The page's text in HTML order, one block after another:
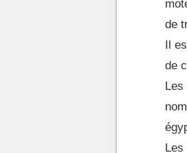
de
Il
de
Les
Les